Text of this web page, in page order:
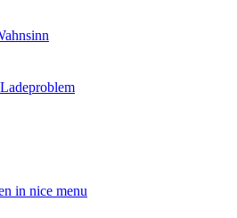
in nice menu